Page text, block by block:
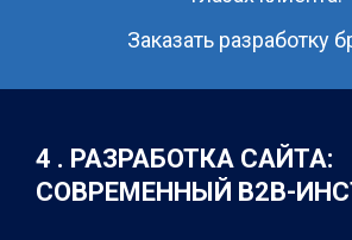
Заказать разработку
4 . РАЗРАБОТКА САЙТА:
СОВРЕМЕННЫЙ B2B-